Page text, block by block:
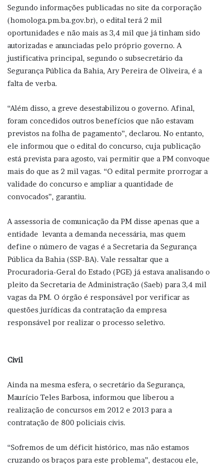
Segundo informações publicadas no site da corporação
(homologa.pm.ba.gov.br), o edital terá 2 mil
oportunidades e não mais as 3,4 mil que já tinham sido
autorizadas e anunciadas pelo próprio governo. A
justificativa principal, segundo o subsecretário da
Segurança Pública da Bahia, Ary Pereira de Oliveira, é a
falta de verba.
“Além disso, a greve desestabilizou o governo. Afinal,
foram concedidos outros benefícios que não estavam
previstos na folha de pagamento”, declarou. No entanto,
ele informou que o edital do concurso, cuja publicação
está prevista para agosto, vai permitir que a PM convoque
mais do que as 2 mil vagas. “O edital permite prorrogar a
validade do concurso e ampliar a quantidade de
convocados”, garantiu.
A assessoria de comunicação da PM disse apenas que a
entidade levanta a demanda necessária, mas quem
define o número de vagas é a Secretaria da Segurança
Pública da Bahia (SSP-BA). Vale ressaltar que a
Procuradoria-Geral do Estado (PGE) já estava analisando o
pleito da Secretaria de Administração (Saeb) para 3,4 mil
vagas da PM. O órgão é responsável por verificar as
questões jurídicas da contratação da empresa
responsável por realizar o processo seletivo.
Civil
Ainda na mesma esfera, o secretário da Segurança,
Maurício Teles Barbosa, informou que liberou a
realização de concursos em 2012 e 2013 para a
contratação de 800 policiais civis.
“Sofremos de um déficit histórico, mas não estamos
cruzando os braços para este problema”, destacou ele,